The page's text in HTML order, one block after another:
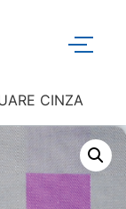
CINZA